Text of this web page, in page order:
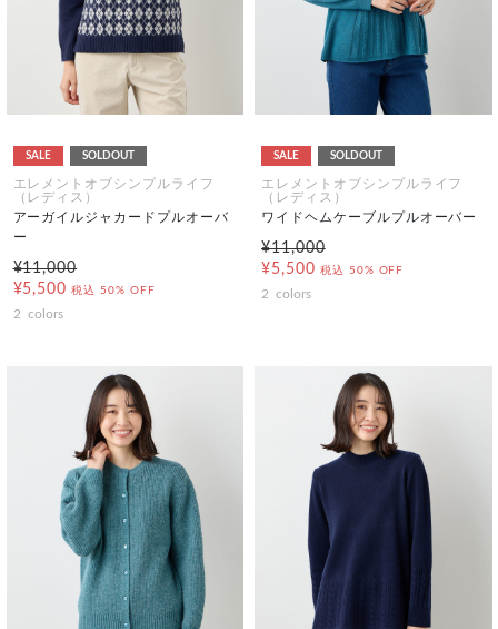
SALE SOLDOUT
エレメントオブシンプルライフ
（レディス）
アーガイルジャカードプルオーバ
ー
¥11,000
¥5,500 税込 50% OFF
2 colors
SALE SOLDOUT
エレメントオブシンプルライフ
（レディス）
ワイドヘムケーブルプルオーバー
¥11,000
¥5,500 税込 50% OFF
2 colors